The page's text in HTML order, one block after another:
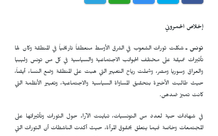
إخلاص الحمروني
تونس ـ شكلت ثورات الشعوب في الشرق الأوسط منعطفاً تاريخياً في المنطقة وكان لها
تأثيرات عميقة على مختلف الجوانب الاجتماعية والسياسية في كل من تونس وليبيا
والعراق وسوريا ومصر، وشملت رياح التغيير التي هبت على المنطقة وضع النساء أيضاً،
حيث طالبت الأخيرة بتحقيق المساواة السياسية والاجتماعية، وتغيير الأنظمة التي
كانت تميز ضدهن.
في شهادات حية لعدد من التونسيات، تباينت الآراء حول الثورات وتأثيراتها على
المجتمعات وخاصة فيما يتعلق بحقوق المرأة، حيث أكدت الناشطات أن الثورات التي